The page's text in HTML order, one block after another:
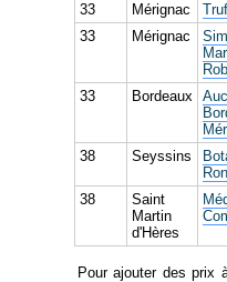
33 Mérignac
33
Mérignac
33 Bordeaux
38 Seyssins
38
Saint
Martin
d'Hères
Pour ajouter des prix